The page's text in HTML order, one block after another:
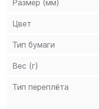
Размер (мм)
Цвет
Тип бумаги
Вес (г)
Тип переплёта